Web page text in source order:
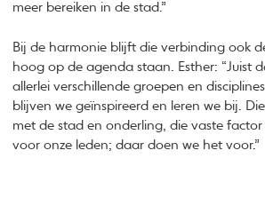
meer bereiken in de stad.”
Bij de harmonie blijft die verbinding ook
hoog op de agenda staan. Esther: “Juist
allerlei verschillende groepen en
blijven we geïnspireerd en leren we bij.
met de stad en onderling, die vaste
voor onze leden; daar doen we het voor.”